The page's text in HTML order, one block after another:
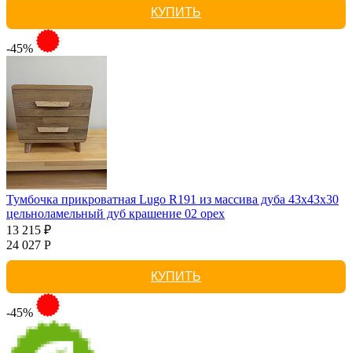
КУПИТЬ
-45%
Тумбочка прикроватная Lugo R191 из массива дуба 43х43х30
цельноламельный дуб крашение 02 орех
13 215 ₽
24 027 Р
КУПИТЬ
-45%